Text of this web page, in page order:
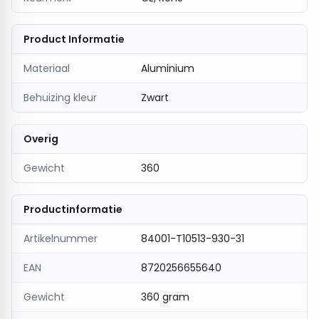
Product Informatie
Materiaal Aluminium
Behuizing kleur Zwart
Overig
Gewicht 360
Productinformatie
Artikelnummer 84001-T10513-930-31
EAN 8720256655640
Gewicht 360 gram